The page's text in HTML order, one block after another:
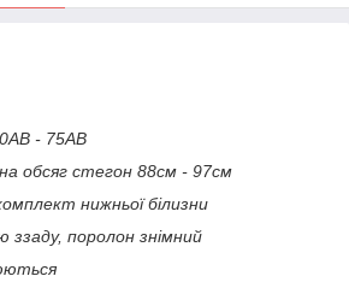
- 75АВ
обсяг стегон 88см - 97см
нижньої білизни
ззаду, поролон знімний